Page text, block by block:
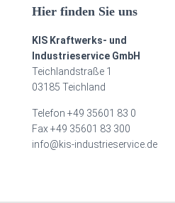
Hier finden Sie uns
KIS Kraftwerks- und
Industrieservice GmbH
Teichlandstraße 1
03185 Teichland
Telefon +49 35601 83 0
Fax +49 35601 83 300
info@kis-industrieservice.de